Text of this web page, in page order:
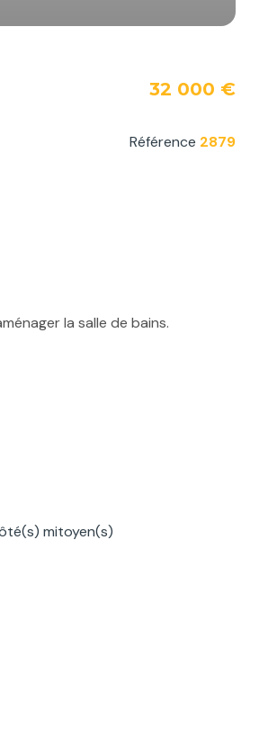
32 000 €
Référence 2879
la salle de bains.
mitoyen(s)